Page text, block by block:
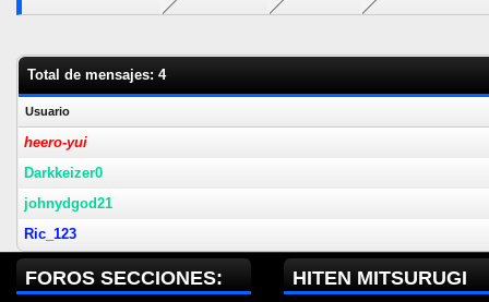
Total de mensajes: 4
Usuario
heero-yui
Darkkeizer0
johnydgod21
Ric_123
FOROS SECCIONES: HITEN MITSURUGI